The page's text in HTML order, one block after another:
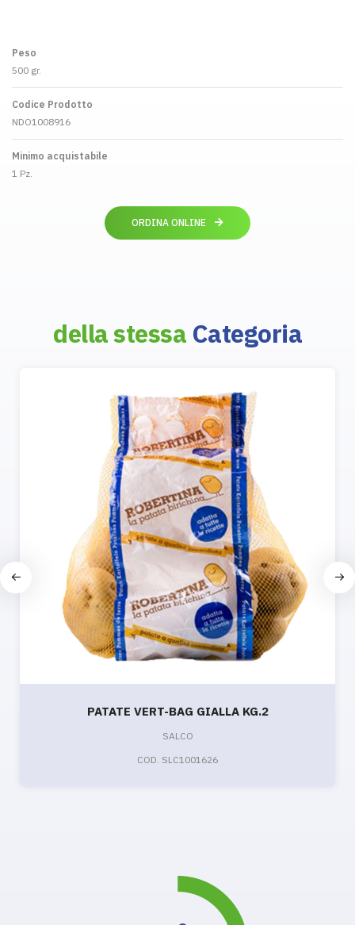
Peso
500 gr.
Codice Prodotto
NDO1008916
Minimo acquistabile
1 Pz.
ORDINA ONLINE
della stessa Categoria
PATATE VERT-BAG GIALLA KG.2
SALCO
COD. SLC1001626